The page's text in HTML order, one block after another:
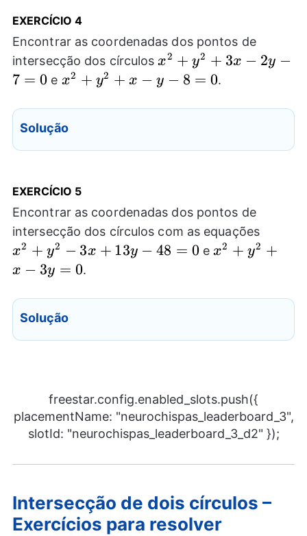
EXERCÍCIO 4
Encontrar as coordenadas dos pontos de
intersecção dos círculosx^2+y^2+3x-
2y-7=0
x2 + y2 + 3x − 2y −
7 = 0 e x^2+y^2+x-
x2 + y2 + x − y − 8 = 0.
Solução
EXERCÍCIO 5
Encontrar as coordenadas dos pontos de
intersecção dos círculos com as equações
x2 + y2 − 3x + 13y − 48 = 0ex^2+y^2+x-
x2 + y2 +
x − 3y = 0.
Solução
freestar.config.enabled_slots.push({
placementName: "neurochispas_leaderboard_3",
slotId: "neurochispas_leaderboard_3_d2" });
Intersecção de dois círculos –
Exercícios para resolver